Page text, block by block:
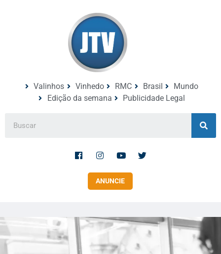
Valinhos Vinhedo RMC Brasil
Mundo
Edição da semana
Publicidade Legal
ANUNCIE